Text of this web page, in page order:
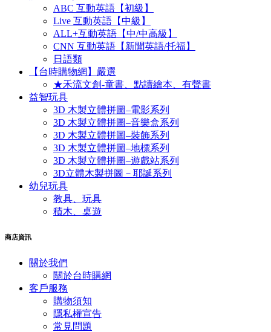
ABC 互動英語【初級】
Live 互動英語【中級】
ALL+互動英語【中/中高級】
CNN 互動英語【新聞英語/托福】
日語類
【台時購物網】嚴選
★禾流文創-童書、點讀繪本、有聲書
益智玩具
3D 木製立體拼圖–電影系列
3D 木製立體拼圖–音樂盒系列
3D 木製立體拼圖–裝飾系列
3D 木製立體拼圖–地標系列
3D 木製立體拼圖–遊戲站系列
3D立體木製拼圖－耶誕系列
幼兒玩具
教具、玩具
積木、桌遊
商店資訊
關於我們
關於台時購網
客戶服務
購物須知
隱私權宣告
常見問題